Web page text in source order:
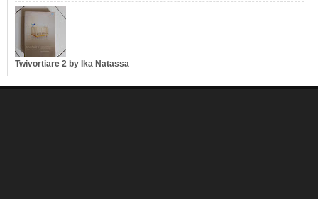
Twivortiare 2 by Ika Natassa